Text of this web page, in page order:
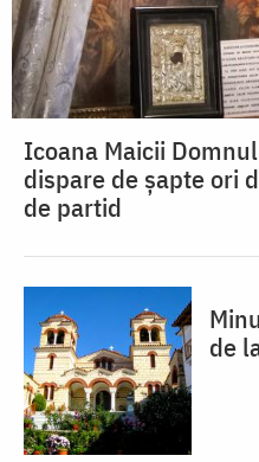
Icoana Maicii
dispare de șapte ori
de partid
de